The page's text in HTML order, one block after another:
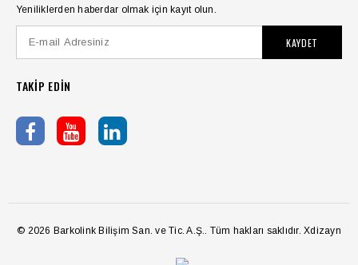
Yeniliklerden haberdar olmak için kayıt olun.
TAKİP EDİN
© 2026 Barkolink Bilişim San. ve Tic. A.Ş.. Tüm hakları saklıdır.Xdizayn